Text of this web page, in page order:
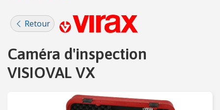
E
N
T
Retour
Caméra d'inspection
VISIOVAL VX